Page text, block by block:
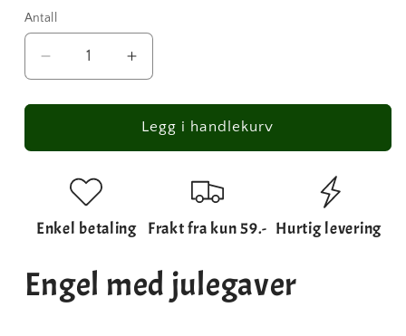
pris
Antall
Antall
antallet
for
-
med
julegaver
Øk
antallet
for
Julepynt
-
Legg i handlekurv
Enkel betaling Frakt fra kun 59.- Hurtig levering
Engel med julegaver